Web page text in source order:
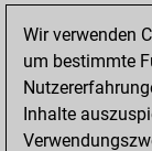
Wir verwenden
um bestimmte
Inhalte